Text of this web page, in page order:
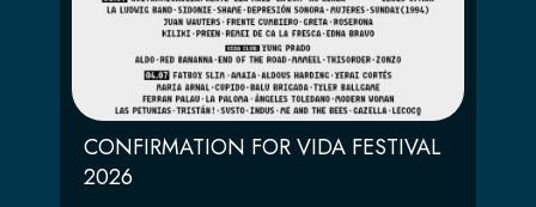
CONFIRMATION FOR VIDA FESTIVAL
2026